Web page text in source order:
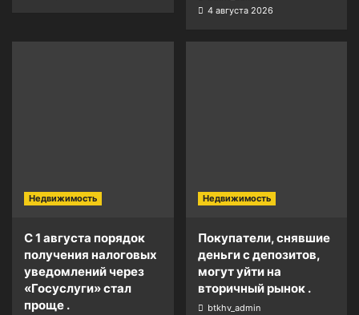
4 августа 2026
Недвижимость
С 1 августа порядок
получения налоговых
уведомлений через
«Госуслуги» стал
проще .
Недвижимость
Покупатели, снявшие
деньги с депозитов,
могут уйти на
вторичный рынок .
btkhv_admin